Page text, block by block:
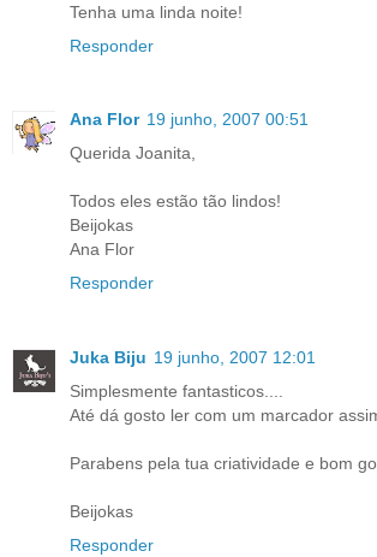
Tenha uma linda noite!
Responder
Ana Flor 19 junho, 2007 00:51
Querida Joanita,
Todos eles estão tão lindos!
Beijokas
Ana Flor
Responder
Juka Biju 19 junho, 2007 12:01
Simplesmente fantasticos....
Até dá gosto ler com um marcador
Parabens pela tua criatividade e bom
Beijokas
Responder